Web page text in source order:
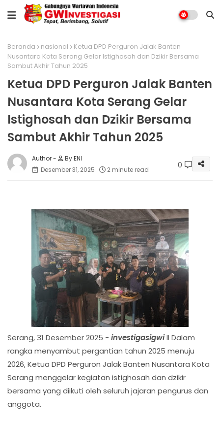
Beranda nasional
Ketua DPD Perguron Jalak Banten
Nusantara Kota Serang Gelar Istighosah dan Dzikir Bersama
Sambut Akhir Tahun 2025
Ketua DPD Perguron Jalak Banten
Nusantara Kota Serang Gelar
Istighosah dan Dzikir Bersama
Sambut Akhir Tahun 2025
By ENI
Desember 31, 2025
2 minute read 0
Serang, 31 Desember 2025 - investigasigwill Dalam
rangka menyambut pergantian tahun 2025 menuju
2026, Ketua DPD Perguron Jalak Banten Nusantara Kota
Serang menggelar kegiatan istighosah dan dzikir
bersama yang diikuti oleh seluruh jajaran pengurus dan
anggota.